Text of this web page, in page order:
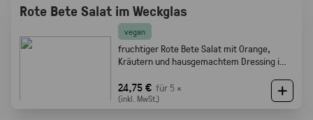
Rote Bete Salat im Weckglas
vegan
fruchtiger Rote Bete Salat mit Orange,
Kräutern und hausgemachtem Dressing im
24,75 € für 5 ×
(inkl. MwSt.)